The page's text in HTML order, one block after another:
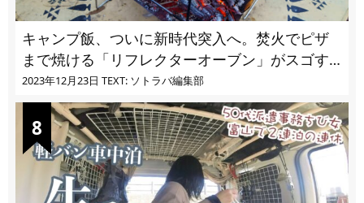
キャンプ飯、ついに新時代突入へ。焚火でピザ
まで焼ける「リフレクターオーブン」がスゴす
ぎる
2023年12月23日 TEXT: ソトラバ編集部